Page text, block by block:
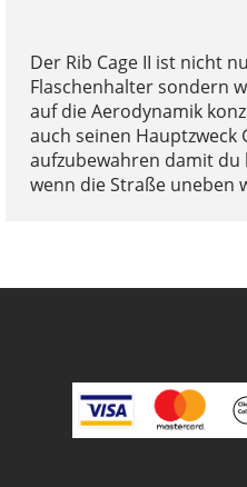
Der Rib Cage II ist nicht
Flaschenhalter sondern
auf die Aerodynamik
auch seinen Hauptzweck
aufzubewahren damit du
wenn die Straße uneben